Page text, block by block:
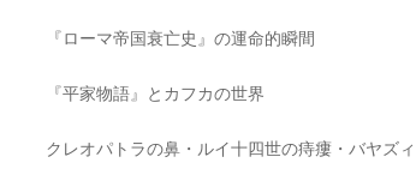
『ローマ帝国衰亡史』の運命的瞬間
『平家物語』とカフカの世界
クレオパトラの鼻・ルイ十四世の痔瘻・バヤズ